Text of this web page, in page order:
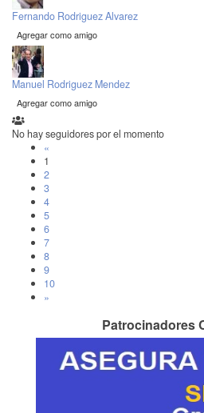
Fernando Rodriguez Alvarez
Agregar como amigo
Manuel Rodriguez Mendez
Agregar como amigo
No hay seguidores por el momento
«
1
2
3
4
5
6
7
8
9
10
»
Patrocinadores